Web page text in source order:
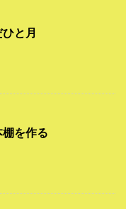
と月
を作る